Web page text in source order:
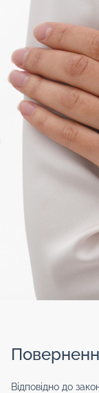
Відповідно до